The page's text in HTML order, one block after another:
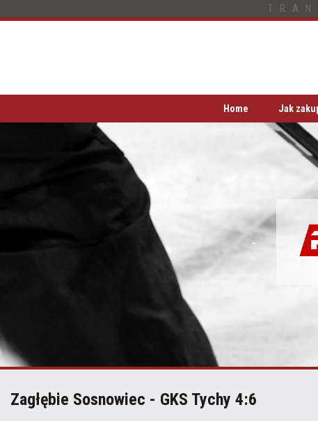
Home Jak
Zagłębie Sosnowiec - GKS Tychy 4:6